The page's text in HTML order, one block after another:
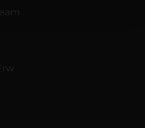
fornito loro o che hanno
loro servizi.